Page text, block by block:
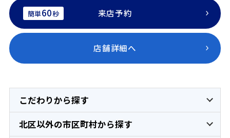
簡単60秒 来店予約
店舗詳細へ
こだわりから探す
北区以外の市区町村から探す